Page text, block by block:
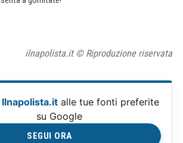
ilnapolista.it © Riproduzione riservata
Ilnapolista.it alle tue fonti preferite
su Google
SEGUI ORA